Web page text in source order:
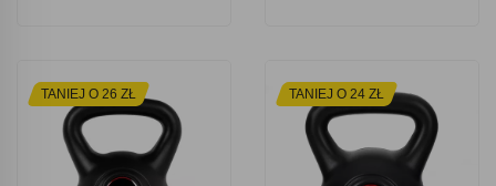
TANIEJ O 26 ZŁ TANIEJ O 24 ZŁ